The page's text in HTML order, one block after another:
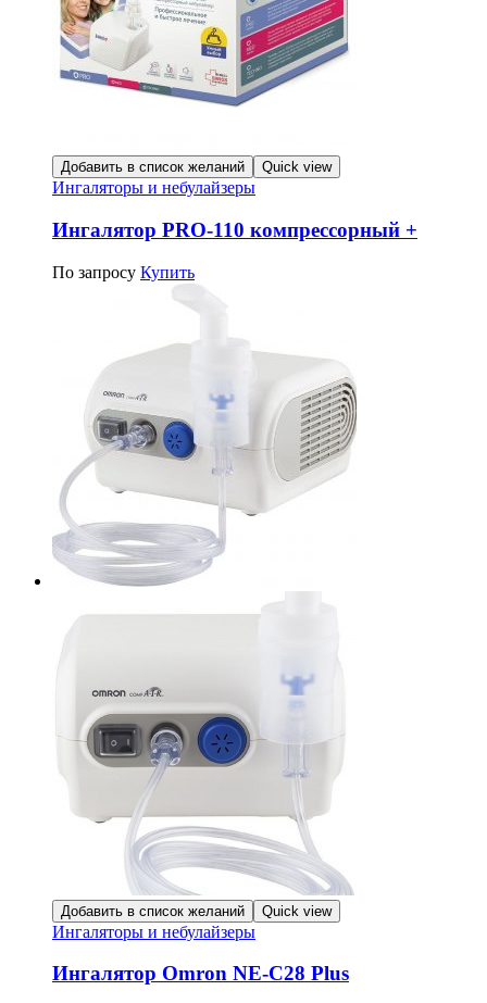
Добавить в список желаний Quick view
Ингаляторы и небулайзеры
Ингалятор PRO-110 компрессорный +
По запросу Купить
Добавить в список желаний Quick view
Ингаляторы и небулайзеры
Ингалятор Omron NE-C28 Plus